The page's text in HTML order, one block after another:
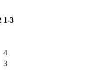
1-3
4
3